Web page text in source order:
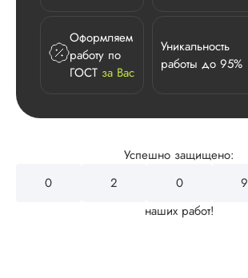
Оформляем
работу по
ГОСТ за Вас
Уникальность
работы до 95%
Успешно защищено:
3
4
2
0
наших работ!